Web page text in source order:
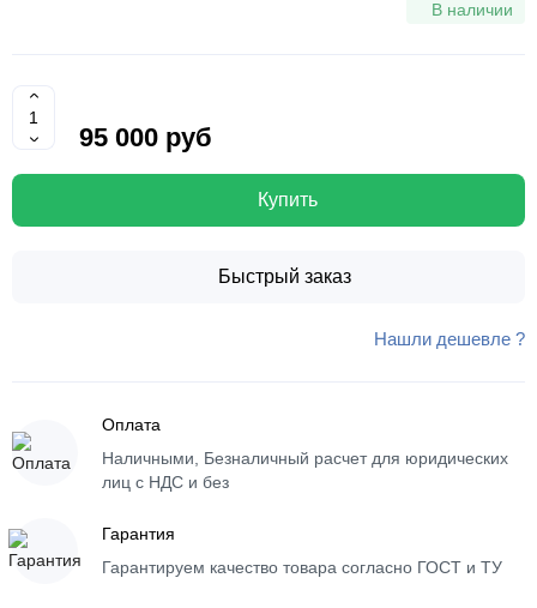
В наличии
95 000 руб
Купить
Быстрый заказ
Нашли дешевле ?
Оплата
Наличными, Безналичный расчет для юридических
лиц с НДС и без
Гарантия
Гарантируем качество товара согласно ГОСТ и ТУ